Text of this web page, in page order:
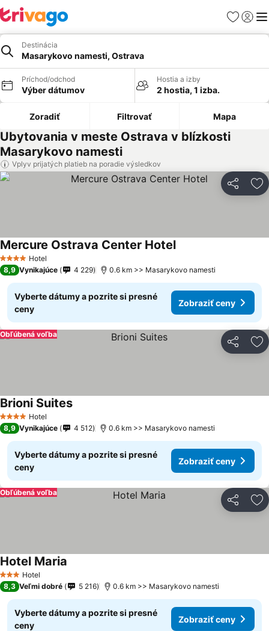
Obľúbené
Destinácia
Masarykovo namesti, Ostrava
Príchod/odchod
Výber dátumov
Hostia a izby
2 hostia, 1 izba.
Zoradiť Filtrovať Mapa
Ubytovania v meste Ostrava v blízkosti
Masarykovo namesti
Vplyv prijatých platieb na poradie výsledkov
Zdieľať
4 Počet hviezdičiek
Hotel
Mercure Ostrava Center Hotel
8,9 Vynikajúce 4 229 0.6 km >> Masarykovo namesti
Vyberte dátumy a pozrite si presné
ceny
Zobraziť ceny
Zdieľať
Obľúbená voľba
4 Počet hviezdičiek
Hotel
Brioni Suites
8,9 Vynikajúce 4 512 0.6 km >> Masarykovo namesti
Vyberte dátumy a pozrite si presné
ceny
Zobraziť ceny
Zdieľať
Obľúbená voľba
3 Počet hviezdičiek
Hotel
Hotel Maria
8,3 Veľmi dobré 5 216 0.6 km >> Masarykovo namesti
Vyberte dátumy a pozrite si presné
ceny
Zobraziť ceny